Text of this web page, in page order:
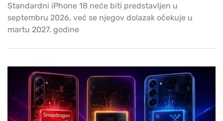
Standardni iPhone 18 neće biti predstavljen u
septembru 2026, već se njegov dolazak očekuje u
martu 2027. godine